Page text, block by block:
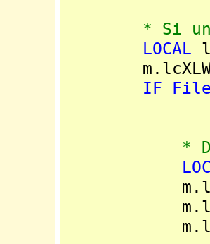
* Si un
LOCAL
IF
*